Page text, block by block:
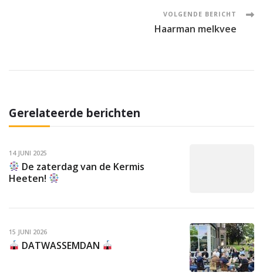
VOLGENDE BERICHT
Haarman melkvee
Gerelateerde berichten
14 JUNI 2025
De zaterdag van de Kermis
Heeten!
15 JUNI 2026
DATWASSEMDAN